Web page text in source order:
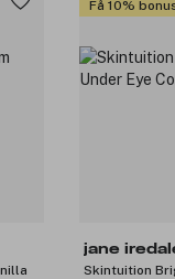
Få 10%
jane
Skintuition